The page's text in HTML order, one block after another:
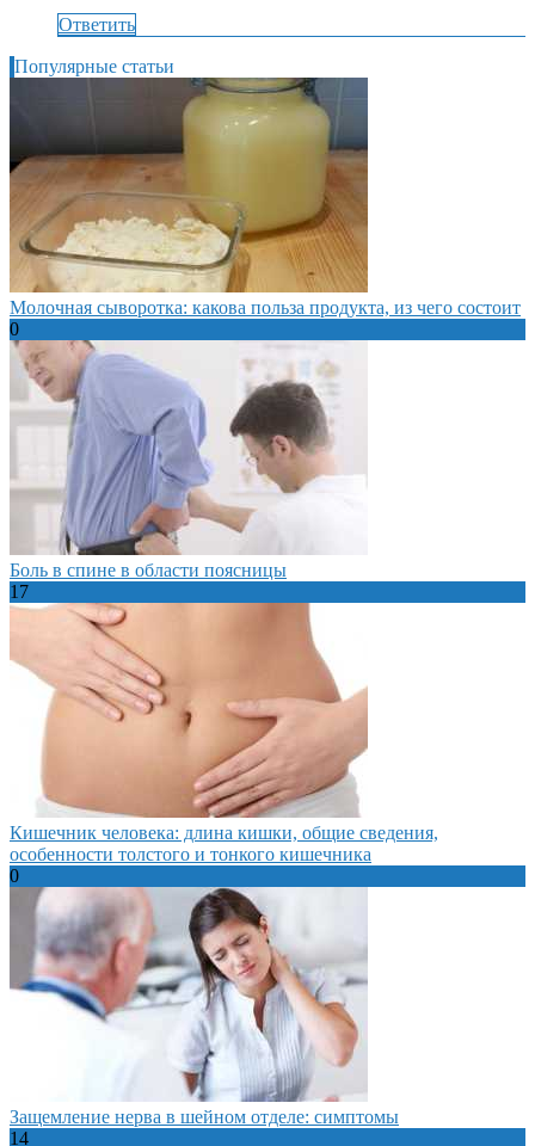
Ответить
Популярные статьи
Молочная сыворотка: какова польза продукта, из чего состоит
0
Боль в спине в области поясницы
17
Кишечник человека: длина кишки, общие сведения,
особенности толстого и тонкого кишечника
0
Защемление нерва в шейном отделе: симптомы
14